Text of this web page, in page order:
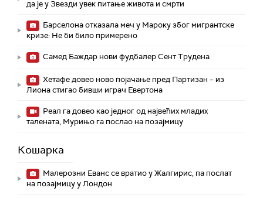
да је у Звезди увек питање живота и смрти
Барселона отказала меч у Мароку због мигрантске
кризе: Не би било примерено
Самед Баждар нови фудбалер Сент Трудена
Хетафе довео ново појачање пред Партизан – из
Лиона стигао бивши играч Евертона
Реал га довео као једног од највећих младих
талената, Мурињо га послао на позајмицу
Кошарка
Малерозни Еванс се вратио у Жалгирис, па послат
на позајмицу у Лондон